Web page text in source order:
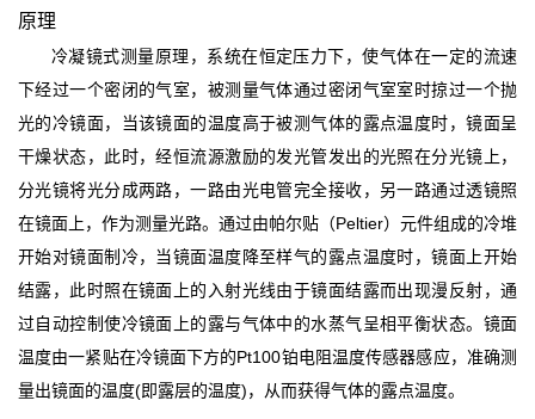
原理
冷凝镜式测量原理，系统在恒定压力下，使⽓体在⼀定的流速
下经过⼀个密闭的⽓室，被测量⽓体通过密闭⽓室室时掠过⼀个抛
光的冷镜面，当该镜面的温度⾼于被测⽓体的露点温度时，镜面呈
干燥状态，此时，经恒流源激励的发光管发出的光照在分光镜上，
分光镜将光分成两路，⼀路由光电管完全接收，另⼀路通过透镜照
在镜面上，作为测量光路。通过由帕尔贴（Peltier）元件组成的冷堆
开始对镜面制冷，当镜面温度降⾄样⽓的露点温度时，镜面上开始
结露，此时照在镜面上的入射光线由于镜面结露⽽出现漫反射，通
过⾃动控制使冷镜面上的露与⽓体中的⽔蒸⽓呈相平衡状态。镜面
温度由⼀紧贴在冷镜面下⽅的Pt100铂电阻温度传感器感应，准确测
量出镜面的温度(即露层的温度)，从⽽获得⽓体的露点温度。